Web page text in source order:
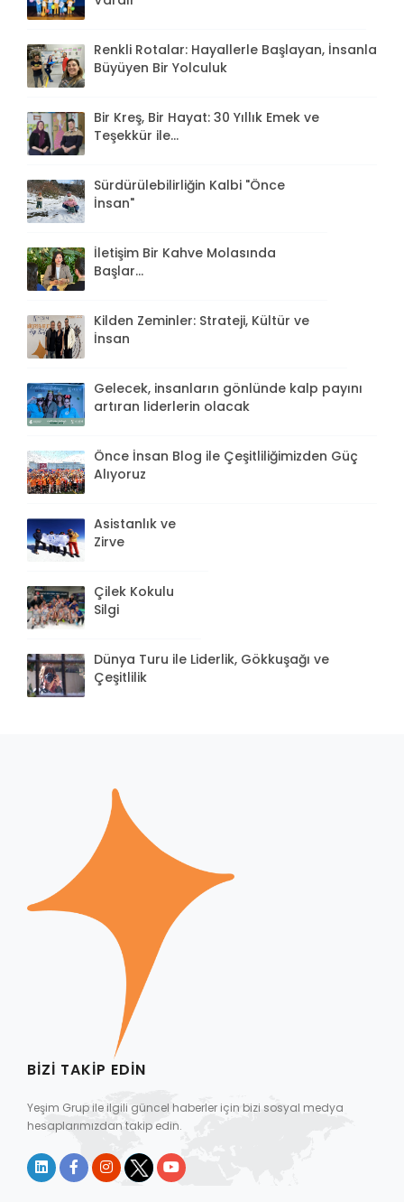
Renkli Rotalar: Hayallerle Başlayan, İnsanla
Büyüyen Bir Yolculuk
Bir Kreş, Bir Hayat: 30 Yıllık Emek ve
Teşekkür ile...
Sürdürülebilirliğin Kalbi "Önce
İnsan"
İletişim Bir Kahve Molasında
Başlar...
Kilden Zeminler: Strateji, Kültür ve
İnsan
Gelecek, insanların gönlünde kalp payını
artıran liderlerin olacak
Önce İnsan Blog ile Çeşitliliğimizden Güç
Alıyoruz
Asistanlık ve
Zirve
Çilek Kokulu
Silgi
Dünya Turu ile Liderlik, Gökkuşağı ve
Çeşitlilik
BIZI TAKIP EDIN
Yeşim Grup ile ilgili güncel haberler için bizi sosyal medya
hesaplarımızdan takip edin.